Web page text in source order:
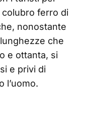
ferro di
nonostante
che
e ottanta, si
e privi di
l’uomo.